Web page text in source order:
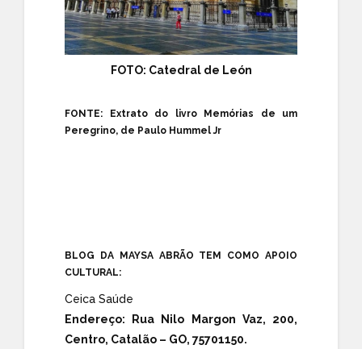
FOTO: Catedral de León
FONTE: Extrato do livro Memórias de um
Peregrino, de Paulo Hummel Jr
BLOG DA MAYSA ABRÃO TEM COMO APOIO
CULTURAL:
Ceica Saúde
Endereço:
Rua Nilo Margon Vaz, 200,
Centro, Catalão – GO, 75701150.